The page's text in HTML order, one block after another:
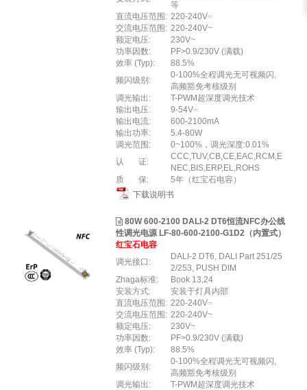
等
直流电压范围: 220-240V⎓
交流电压范围: 220-240V~
额定电压:
230V~
功率因数:
PF>0.9/230V (满载)
效率 (Typ):
88.5%
频闪级别:
0-100%全程调光无可视频闪,
高频豁免考核级别
调光输出:
T-PWM超深度调光技术
输出电压:
9-54V⎓
输出电流:
600-2100mA
输出功率:
5.4-80W
调光范围:
0~100%，调光深度:0.01%
认 证:
CCC,TUV,CB,CE,EAC,RCM,E
NEC,BIS,ERP,EL,ROHS
质 保:
5年（红宝石电容）
下载说明书
80W 600-2100 DALI-2 DT6恒流NFC办公线
性调光电源 LF-80-600-2100-G1D2（内置式）
红宝石电容
调光接口:
DALI-2 DT6, DALI Part 251/25
2/253, PUSH DIM
Zhaga标准:
Book 13,24
安装方式:
安装于灯具内部
直流电压范围: 220-240V⎓
交流电压范围: 220-240V~
额定电压:
230V~
功率因数:
PF>0.9/230V (满载)
效率 (Typ):
88.5%
频闪级别:
0-100%全程调光无可视频闪,
高频豁免考核级别
调光输出:
T-PWM超深度调光技术